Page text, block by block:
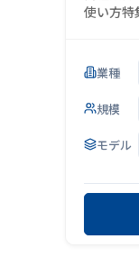
使い方特
業種
規模
モデル